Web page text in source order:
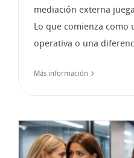
mediación externa
Lo que comienza como
operativa o una
Más información